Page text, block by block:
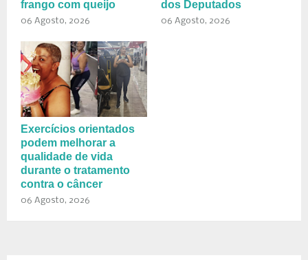
frango com queijo
06 Agosto, 2026
dos Deputados
06 Agosto, 2026
Exercícios orientados
podem melhorar a
qualidade de vida
durante o tratamento
contra o câncer
06 Agosto, 2026